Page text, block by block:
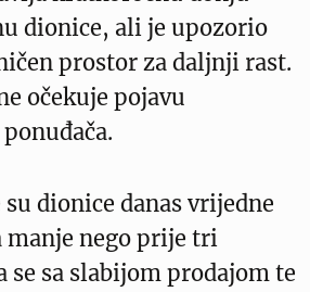
dionice, ali je upozorio
prostor za daljnji rast.
očekuje pojavu
dionice danas vrijedne
nego prije tri
se sa slabijom prodajom te